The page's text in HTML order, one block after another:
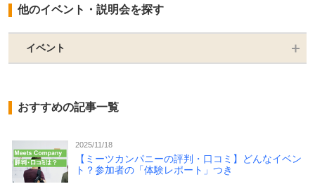
他のイベント・説明会を探す
イベント
おすすめの記事一覧
2025/11/18
【ミーツカンパニーの評判・口コミ】どんなイベン
ト？参加者の「体験レポート」つき